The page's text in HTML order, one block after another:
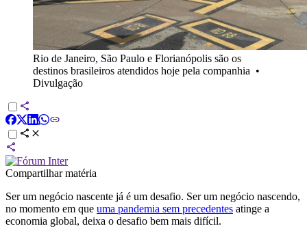
Rio de Janeiro, São Paulo e Florianópolis são os
destinos brasileiros atendidos hoje pela companhia •
Divulgação
Compartilhar matéria
Ser um negócio nascente já é um desafio. Ser um negócio nascendo,
no momento em que uma pandemia sem precedentes atinge a
economia global, deixa o desafio bem mais difícil.